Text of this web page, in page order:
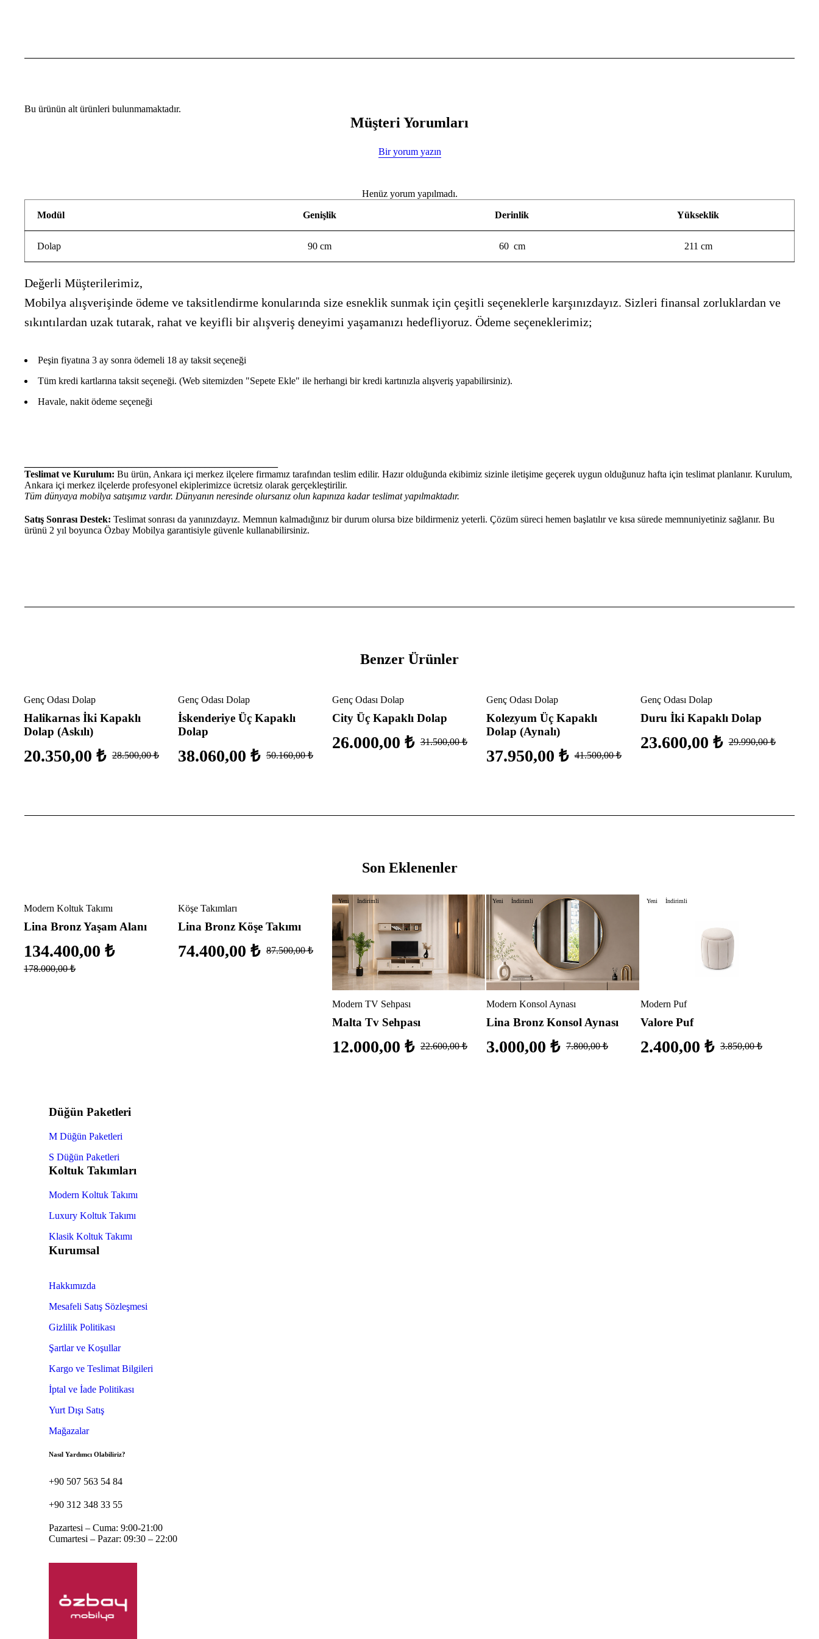
Bu ürünün alt ürünleri bulunmamaktadır.
Müşteri Yorumları
Bir yorum yazın
Henüz yorum yapılmadı.
Modül Genişlik Derinlik Yükseklik
Dolap 90 cm 60 cm 211 cm
Değerli Müşterilerimiz,
Mobilya alışverişinde ödeme ve taksitlendirme konularında size esneklik sunmak için çeşitli seçeneklerle karşınızdayız. Sizleri finansal zorluklardan ve
sıkıntılardan uzak tutarak, rahat ve keyifli bir alışveriş deneyimi yaşamanızı hedefliyoruz. Ödeme seçeneklerimiz;
Peşin fiyatına 3 ay sonra ödemeli 18 ay taksit seçeneği
Tüm kredi kartlarına taksit seçeneği. (Web sitemizden "Sepete Ekle" ile herhangi bir kredi kartınızla alışveriş yapabilirsiniz).
Havale, nakit ödeme seçeneği
Teslimat ve Kurulum: Bu ürün, Ankara içi merkez ilçelere firmamız tarafından teslim edilir. Hazır olduğunda ekibimiz sizinle iletişime geçerek uygun olduğunuz hafta için teslimat planlanır. Kurulum,
Ankara içi merkez ilçelerde profesyonel ekiplerimizce ücretsiz olarak gerçekleştirilir.
Tüm dünyaya mobilya satışımız vardır. Dünyanın neresinde olursanız olun kapınıza kadar teslimat yapılmaktadır.
Satış Sonrası Destek: Teslimat sonrası da yanınızdayız. Memnun kalmadığınız bir durum olursa bize bildirmeniz yeterli. Çözüm süreci hemen başlatılır ve kısa sürede memnuniyetiniz sağlanır. Bu
ürünü 2 yıl boyunca Özbay Mobilya garantisiyle güvenle kullanabilirsiniz.
Benzer Ürünler
Genç Odası Dolap
Halikarnas İki Kapaklı
Dolap (Askılı)
28.500,00₺
20.350,00 ₺
Genç Odası Dolap
İskenderiye Üç Kapaklı
Dolap
50.160,00₺
38.060,00 ₺
Genç Odası Dolap
City Üç Kapaklı Dolap
31.500,00₺
26.000,00 ₺
Genç Odası Dolap
Kolezyum Üç Kapaklı
Dolap (Aynalı)
41.500,00₺
37.950,00 ₺
Genç Odası Dolap
Duru İki Kapaklı Dolap
29.990,00₺
23.600,00 ₺
Son Eklenenler
Modern Koltuk Takımı
Lina Bronz Yaşam Alanı
178.000,00₺
134.400,00 ₺
Köşe Takımları
Lina Bronz Köşe Takımı
87.500,00₺
74.400,00 ₺
Yeni İndirimli
Modern TV Sehpası
Malta Tv Sehpası
22.600,00₺
12.000,00 ₺
Yeni İndirimli
Modern Konsol Aynası
Lina Bronz Konsol Aynası
7.800,00₺
3.000,00 ₺
Yeni İndirimli
Modern Puf
Valore Puf
3.850,00₺
2.400,00 ₺
Düğün Paketleri
M Düğün Paketleri
S Düğün Paketleri
Koltuk Takımları
Modern Koltuk Takımı
Luxury Koltuk Takımı
Klasik Koltuk Takımı
Kurumsal
Hakkımızda
Mesafeli Satış Sözleşmesi
Gizlilik Politikası
Şartlar ve Koşullar
Kargo ve Teslimat Bilgileri
İptal ve İade Politikası
Yurt Dışı Satış
Mağazalar
Nasıl Yardımcı Olabiliriz?
+90 507 563 54 84
+90 312 348 33 55
Pazartesi – Cuma: 9:00-21:00
Cumartesi – Pazar: 09:30 – 22:00